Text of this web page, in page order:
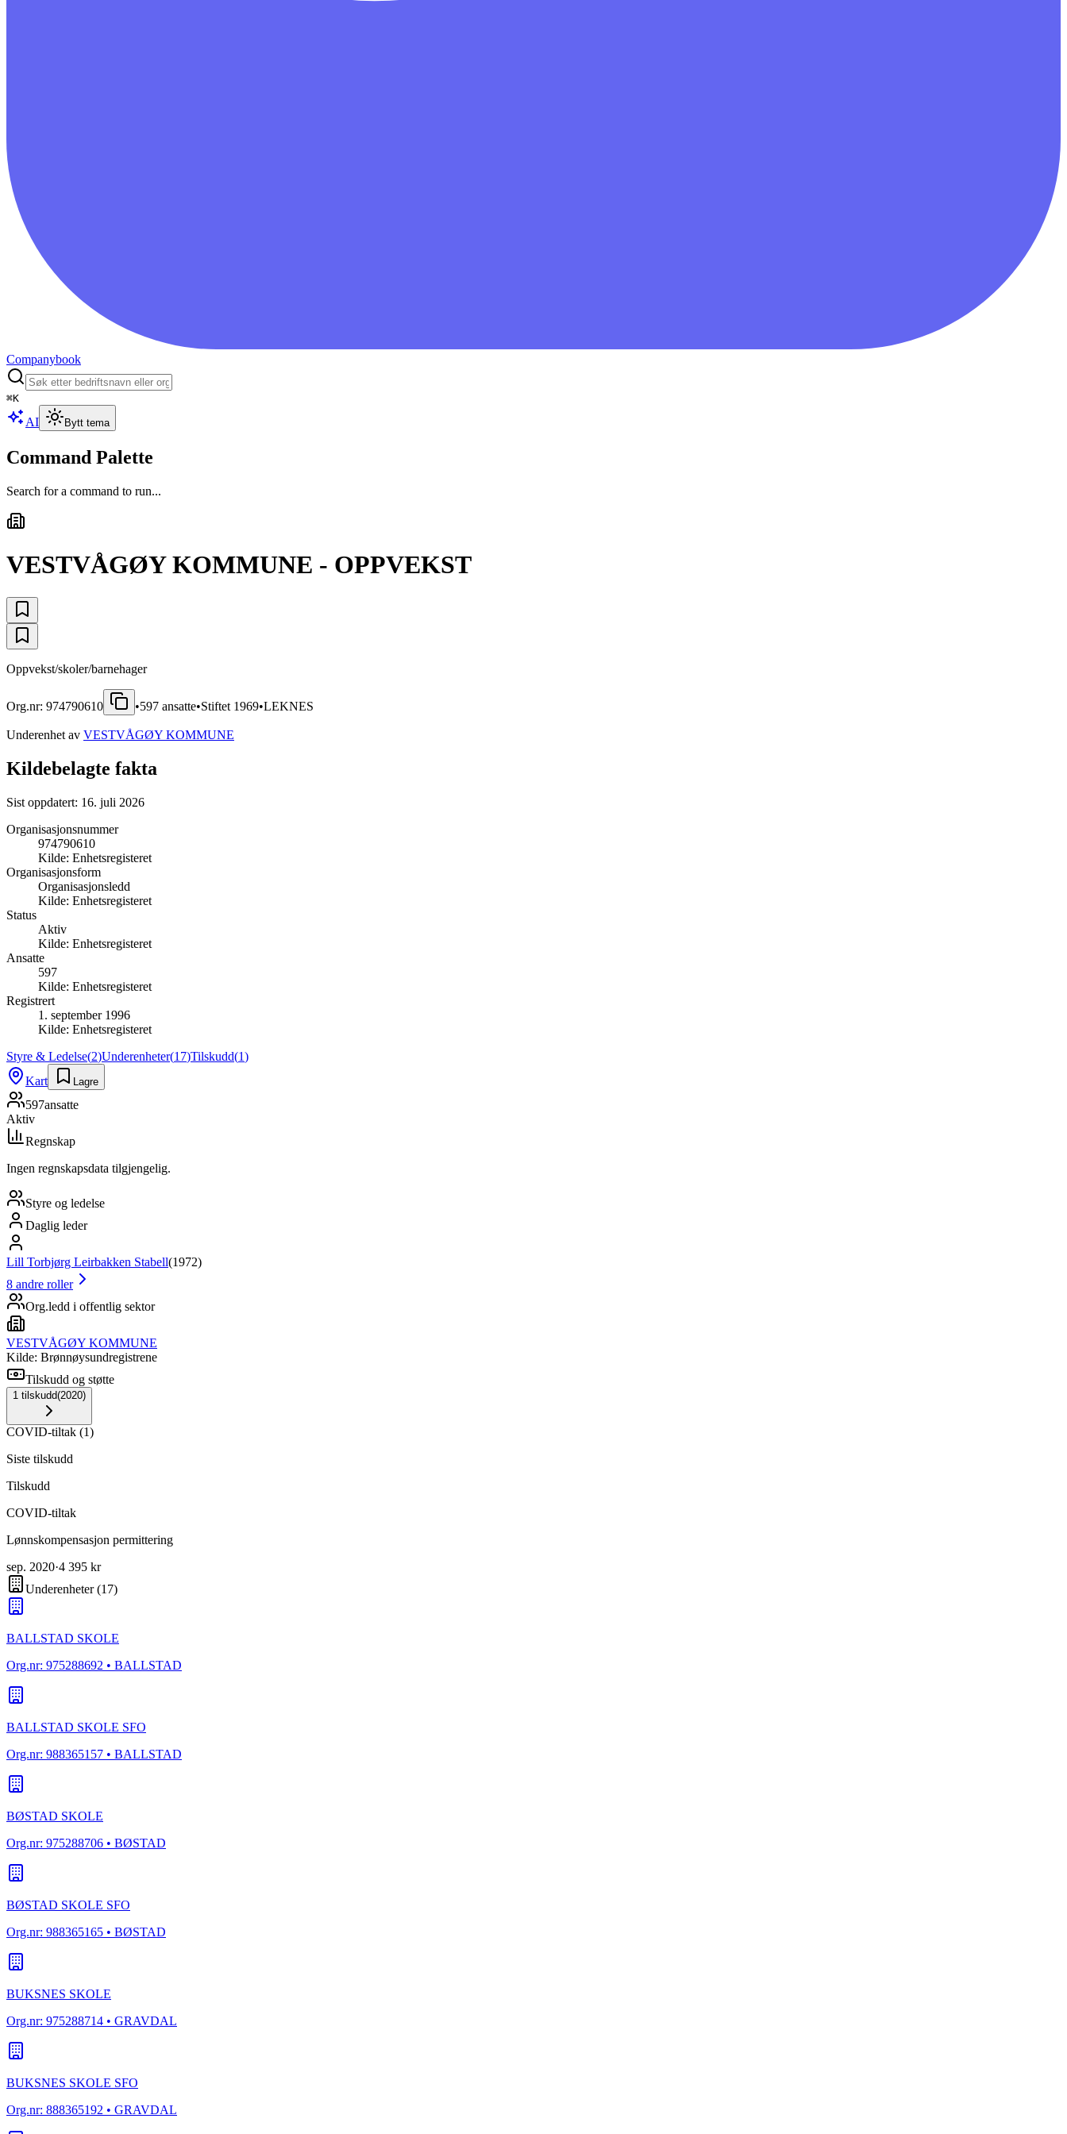
Companybook
⌘K
AI Bytt tema
Command Palette
Search for a command to run...
VESTVÅGØY KOMMUNE - OPPVEKST
Oppvekst/skoler/barnehager
Org.nr: 974790610 •597 ansatte•Stiftet 1969•LEKNES
Underenhet av VESTVÅGØY KOMMUNE
Kildebelagte fakta
Sist oppdatert: 16. juli 2026
Organisasjonsnummer
974790610
Kilde: Enhetsregisteret
Organisasjonsform
Organisasjonsledd
Kilde: Enhetsregisteret
Status
Aktiv
Kilde: Enhetsregisteret
Ansatte
597
Kilde: Enhetsregisteret
Registrert
1. september 1996
Kilde: Enhetsregisteret
Styre & Ledelse(2)Underenheter(17)Tilskudd(1)
Kart
Lagre
597ansatte
Aktiv
Regnskap
Ingen regnskapsdata tilgjengelig.
Styre og ledelse
Daglig leder
Lill Torbjørg Leirbakken Stabell(1972)
8 andre roller
Org.ledd i offentlig sektor
VESTVÅGØY KOMMUNE
Kilde: Brønnøysundregistrene
Tilskudd og støtte
1 tilskudd(2020)
COVID-tiltak (1)
Siste tilskudd
Tilskudd
COVID-tiltak
Lønnskompensasjon permittering
sep. 2020·4 395 kr
Underenheter(17)
BALLSTAD SKOLE
Org.nr: 975288692 • BALLSTAD
BALLSTAD SKOLE SFO
Org.nr: 988365157 • BALLSTAD
BØSTAD SKOLE
Org.nr: 975288706 • BØSTAD
BØSTAD SKOLE SFO
Org.nr: 988365165 • BØSTAD
BUKSNES SKOLE
Org.nr: 975288714 • GRAVDAL
BUKSNES SKOLE SFO
Org.nr: 888365192 • GRAVDAL